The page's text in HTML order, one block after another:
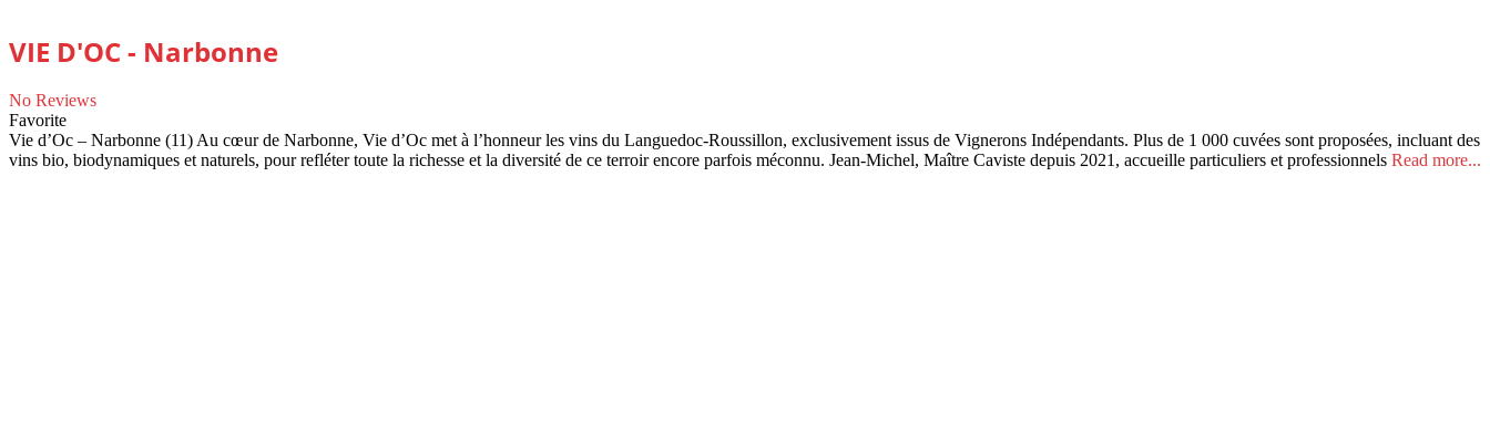
VIE D'OC - Narbonne
No Reviews
Favorite
Vie d’Oc – Narbonne (11) Au cœur de Narbonne, Vie d’Oc met à l’honneur les vins du Languedoc-Roussillon, exclusivement issus de Vignerons Indépendants. Plus de 1 000 cuvées sont proposées, incluant des
vins bio, biodynamiques et naturels, pour refléter toute la richesse et la diversité de ce terroir encore parfois méconnu. Jean-Michel, Maître Caviste depuis 2021, accueille particuliers et professionnels Read more...